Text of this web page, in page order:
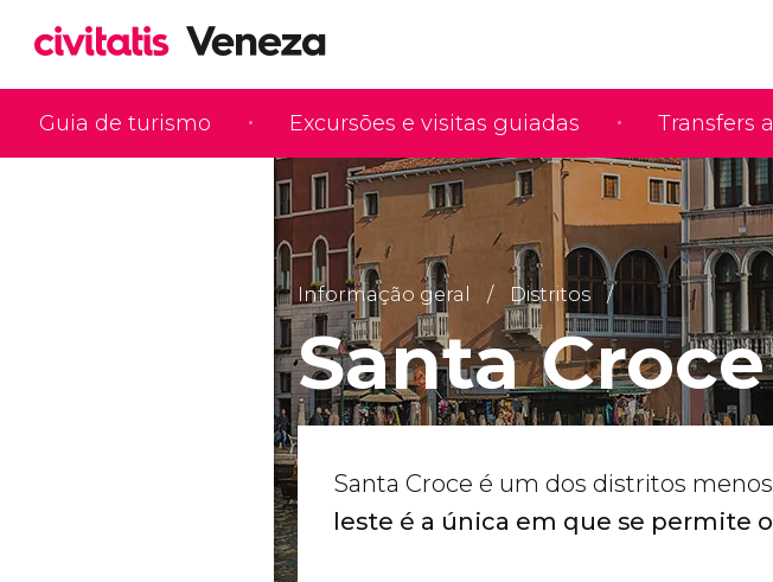
Guia de turismo Excursões e visitas guiadas Transfers
Informação geral Distritos
Santa Croce
Santa Croce é um dos distritos
leste é a única em que se permite